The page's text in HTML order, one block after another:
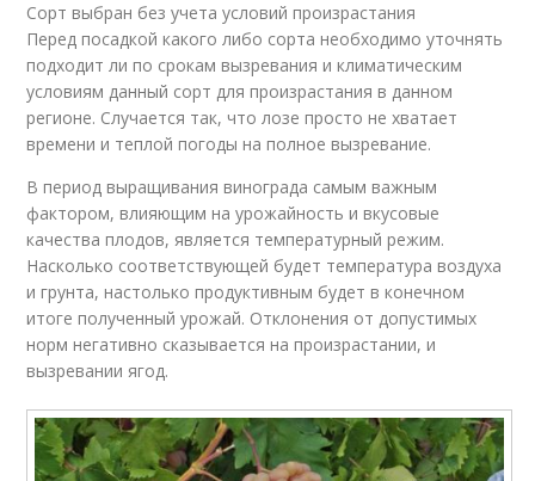
Сорт выбран без учета условий произрастания
Перед посадкой какого либо сорта необходимо уточнять
подходит ли по срокам вызревания и климатическим
условиям данный сорт для произрастания в данном
регионе. Случается так, что лозе просто не хватает
времени и теплой погоды на полное вызревание.
В период выращивания винограда самым важным
фактором, влияющим на урожайность и вкусовые
качества плодов, является температурный режим.
Насколько соответствующей будет температура воздуха
и грунта, настолько продуктивным будет в конечном
итоге полученный урожай. Отклонения от допустимых
норм негативно сказывается на произрастании, и
вызревании ягод.